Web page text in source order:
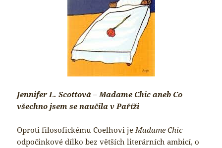
Jennifer L. Scottová – Madame Chic aneb Co
všechno jsem se naučila v Paříži
Oproti filosofickému Coelhovi jeMadame Chic
odpočinkové dílko bez větších literárních ambicí, o